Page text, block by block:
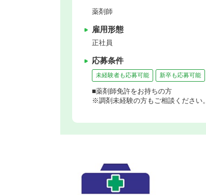
薬剤師
雇用形態
正社員
応募条件
未経験者も応募可能 新卒も応募可能
■薬剤師免許をお持ちの方
※調剤未経験の方もご相談ください。